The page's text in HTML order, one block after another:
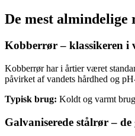
De mest
Kobberrør – klassikeren i
Kobberrør har i årtier været
påvirket af vandets hårdhed og
Typisk brug: Koldt og varmt
Galvaniserede stålrør –